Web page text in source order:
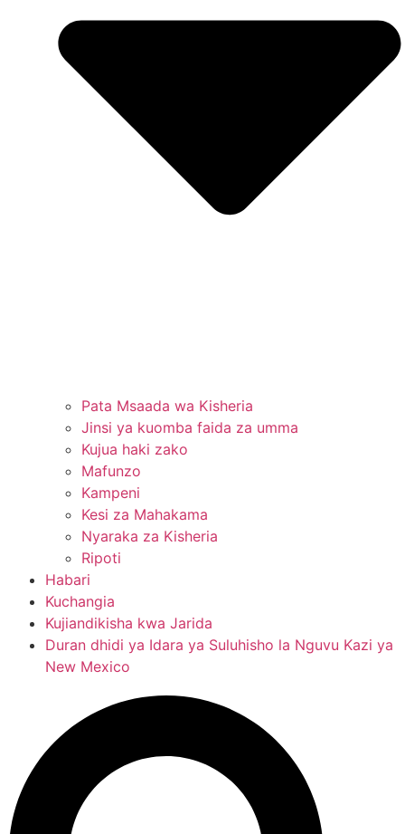
Pata Msaada wa Kisheria
Jinsi ya kuomba faida za umma
Kujua haki zako
Mafunzo
Kampeni
Kesi za Mahakama
Nyaraka za Kisheria
Ripoti
Habari
Kuchangia
Kujiandikisha kwa Jarida
Duran dhidi ya Idara ya Suluhisho la Nguvu Kazi ya
New Mexico